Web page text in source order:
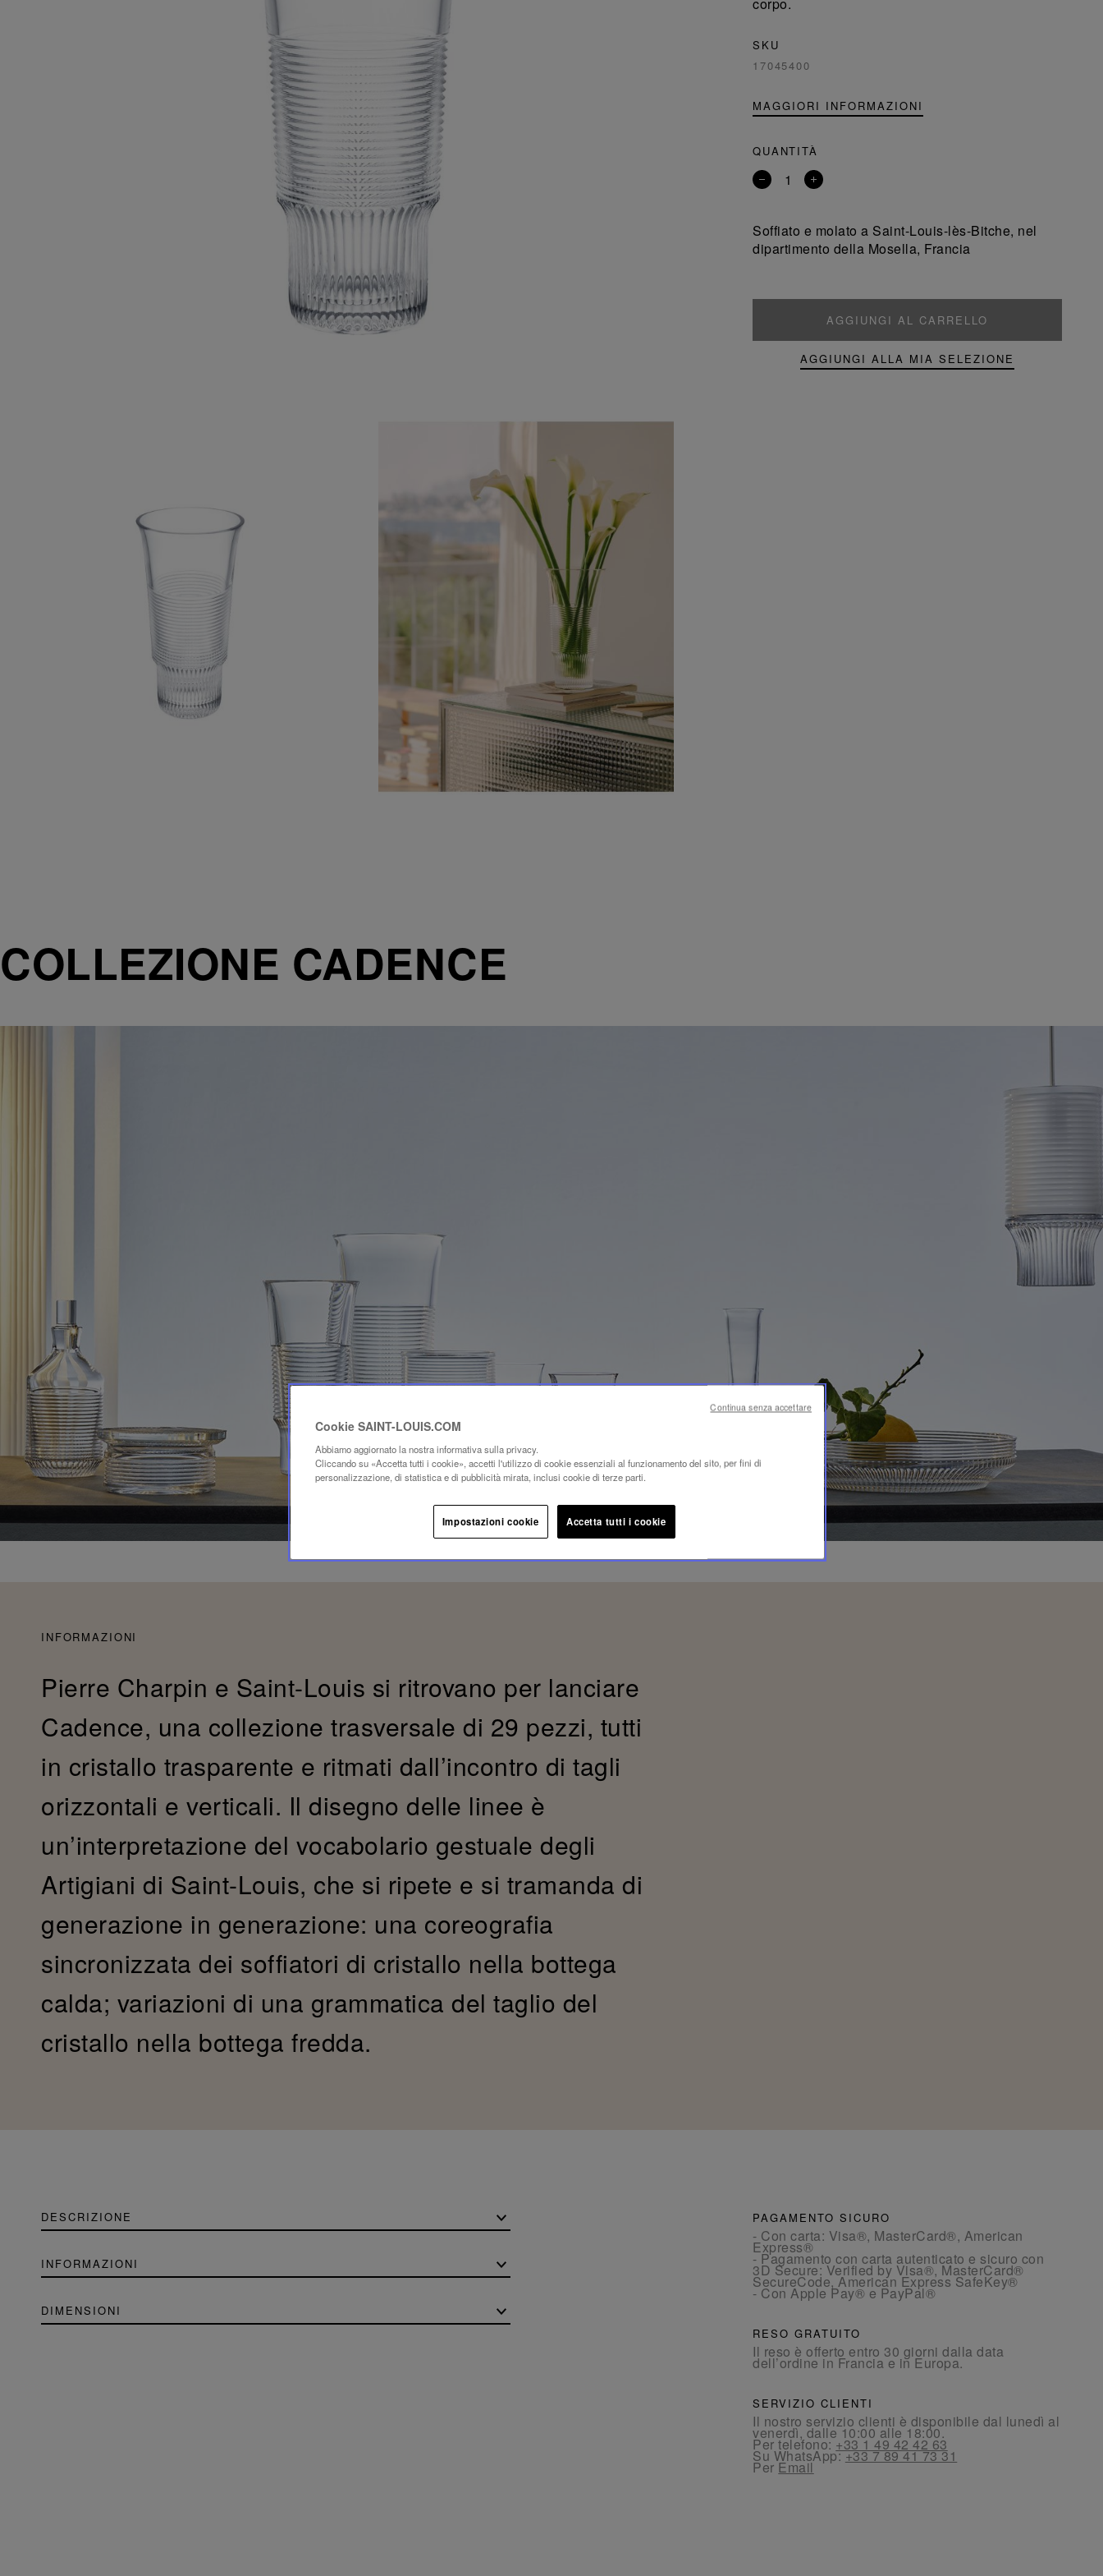
SKU
17045400
MAGGIORI INFORMAZIONI
QUANTITÀ
Rimuovi
Aggiungi
Soffiato e molato a Saint-Louis-lès-Bitche, nel
dipartimento della Mosella, Francia
AGGIUNGI AL CARRELLO
AGGIUNGI ALLA MIA SELEZIONE
COLLEZIONE CADENCE
INFORMAZIONI
Pierre Charpin e Saint-Louis si ritrovano per lanciare
Cadence, una collezione trasversale di 29 pezzi, tutti
in cristallo trasparente e ritmati dall’incontro di tagli
orizzontali e verticali. Il disegno delle linee è
un’interpretazione del vocabolario gestuale degli
Artigiani di Saint-Louis, che si ripete e si tramanda di
generazione in generazione: una coreografia
sincronizzata dei soffiatori di cristallo nella bottega
calda; variazioni di una grammatica del taglio del
cristallo nella bottega fredda.
DESCRIZIONE
INFORMAZIONI
DIMENSIONI
PAGAMENTO SICURO
- Con carta: Visa®, MasterCard®, American
Express®
- Pagamento con carta autenticato e sicuro con
3D Secure: Verified by Visa®, MasterCard®
SecureCode, American Express SafeKey®
- Con Apple Pay® e PayPal®
RESO GRATUITO
Il reso è offerto entro 30 giorni dalla data
dell’ordine in Francia e in Europa.
SERVIZIO CLIENTI
Il nostro servizio clienti è disponibile dal lunedì al
venerdì, dalle 10:00 alle 18:00.
Per telefono:+33 1 49 42 42 63
Su WhatsApp:+33 7 89 41 73 31
PerEmail
Cookie SAINT-LOUIS.COM
Abbiamo aggiornato la nostra informativa sulla privacy.
Cliccando su «Accetta tutti i cookie», accetti l'utilizzo di cookie essenziali al funzionamento del sito, per fini di
personalizzazione, di statistica e di pubblicità mirata, inclusi cookie di terze parti.
Impostazioni cookie Accetta tutti i cookie
Continua senza accettare